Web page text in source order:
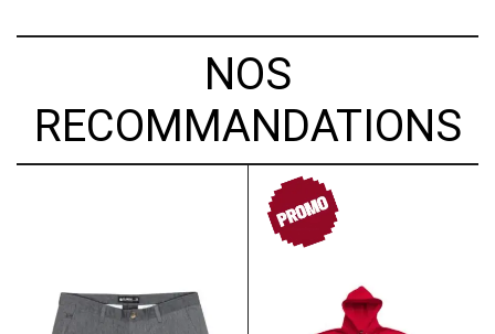
NOS
RECOMMANDATIONS
PROMO